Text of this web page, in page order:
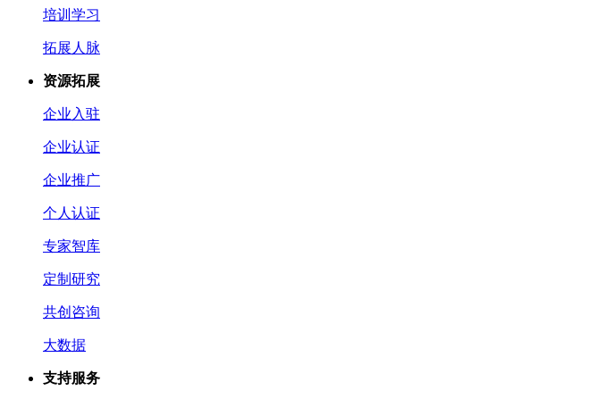
培训学习
拓展人脉
资源拓展
企业入驻
企业认证
企业推广
个人认证
专家智库
定制研究
共创咨询
大数据
支持服务